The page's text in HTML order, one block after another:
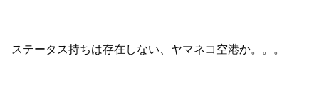
ステータス持ちは存在しない、ヤマネコ空港か。。。